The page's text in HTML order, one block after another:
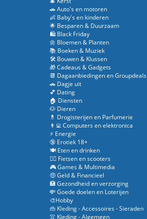
🚗 Auto's en motoren
👶 Baby's en kinderen
🌟 Besparen & Duurzaam
🛍️ Black Friday
🌼 Bloemen & Planten
📚 Boeken & Muziek
🛠️ Bouwen & Klussen
🎁 Cadeaus & Gadgets
📆 Dagaanbiedingen en Groupdeals
🚗 Dagje uit
💕 Dating
🏠 Diensten
🐶 Dieren
💊 Drogisterijen en Parfumerie
👨‍💻 Computers en elektronica
⚡ Energie
🔞 Erotiek 18+
🍽️ Eten en drinken
🚴‍♂️ Fietsen en scooters
🎮 Games & Multimedia
🤑 Geld & Financieel
🏥 Gezondheid en verzorging
💸 Goede doelen en Loterijen
🎨Hobby
👜 Kleding - Accessoires - Sieraden
👚 Kleding - Algemeen